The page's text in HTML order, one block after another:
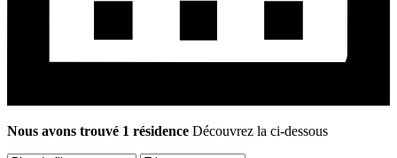
Nous avons trouvé 1 résidence Découvrez la ci-dessous